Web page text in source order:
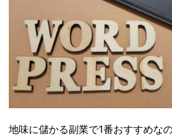
地味に儲かる副業で1番おすすめな